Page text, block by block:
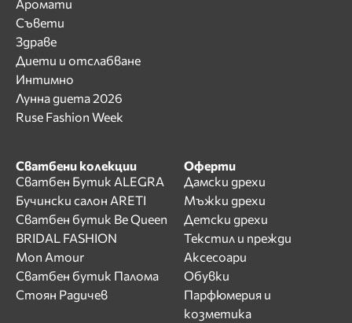
Аромати
Съвети
Здраве
Диети и отслабване
Интимно
Лунна диета 2026
Ruse Fashion Week
Сватбени колекции
Сватбен Бутик ALEGRA
Бучински салон ARETI
Сватбен бутик Be Queen
BRIDAL FASHION
Mon Amour
Сватбен бутик Палома
Стоян Радичев
Оферти
Дамски дрехи
Мъжки дрехи
Детски дрехи
Текстил и прежди
Аксесоари
Обувки
Парфюмерия и
козметика